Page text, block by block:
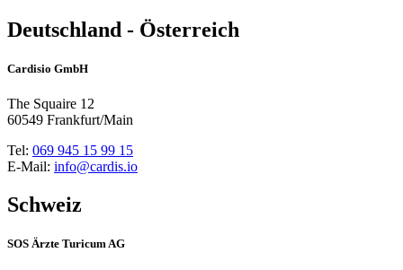
Deutschland - Österreich
Cardisio GmbH
The Squaire 12
60549 Frankfurt/Main
Tel: 069 945 15 99 15
E-Mail: info@cardis.io
Schweiz
SOS Ärzte Turicum AG